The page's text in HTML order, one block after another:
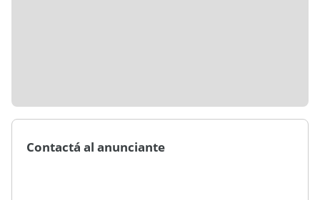
Contactá al anunciante